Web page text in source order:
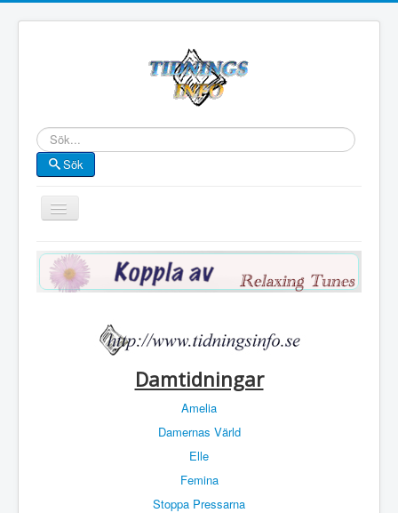
Sök
Sök
Visa/dölj
navigering
Start
Kategori
Länskarta
Damtidningar
Amelia
Damernas Värld
Elle
Femina
Stoppa Pressarna